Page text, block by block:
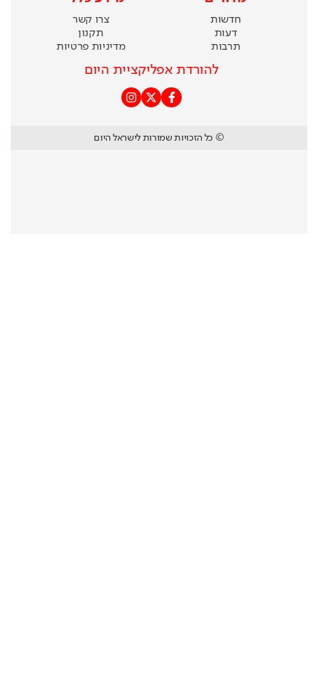
חדשות
דעות
תרבות
צרו קשר
תקנון
מדיניות פרטיות
להורדת אפליקציית היום
© כל הזכויות שמורות לישראל היום